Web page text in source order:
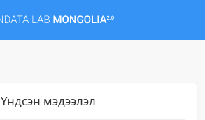
Үндсэн мэдээлэл